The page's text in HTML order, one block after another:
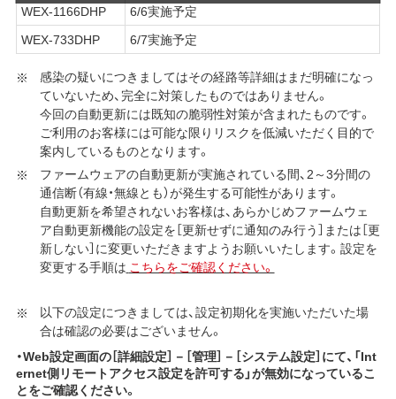
WEX-1166DHP
6/6実施予定
WEX-733DHP
6/7実施予定
感染の疑いにつきましてはその経路等詳細はまだ明確になっ
ていないため、完全に対策したものではありません。
今回の自動更新には既知の脆弱性対策が含まれたものです。
ご利用のお客様には可能な限りリスクを低減いただく目的で
案内しているものとなります。
ファームウェアの自動更新が実施されている間、2～3分間の
通信断（有線・無線とも）が発生する可能性があります。
自動更新を希望されないお客様は、あらかじめファームウェ
ア自動更新機能の設定を［更新せずに通知のみ行う］または［更
新しない］に変更いただきますようお願いいたします。設定を
変更する手順は こちらをご確認ください。
以下の設定につきましては、設定初期化を実施いただいた場
合は確認の必要はございません。
・Web設定画面の［詳細設定］－［管理］－［システム設定］にて、「Int
ernet側リモートアクセス設定を許可する」が無効になっているこ
とをご確認ください。